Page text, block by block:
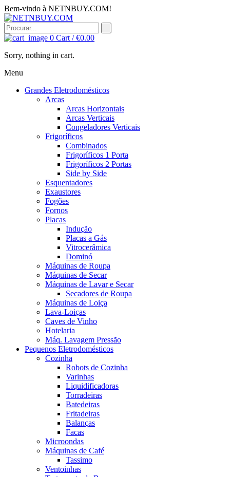
Bem-vindo à NETNBUY.COM!
0 Cart /€0.00
Sorry, nothing in cart.
Menu
Grandes Eletrodomésticos
Arcas
Arcas Horizontais
Arcas Verticais
Congeladores Verticais
Frigoríficos
Combinados
Frigoríficos 1 Porta
Frigoríficos 2 Portas
Side by Side
Esquentadores
Exaustores
Fogões
Fornos
Placas
Indução
Placas a Gás
Vitrocerâmica
Dominó
Máquinas de Roupa
Máquinas de Secar
Máquinas de Lavar e Secar
Secadores de Roupa
Máquinas de Loiça
Lava-Loiças
Caves de Vinho
Hotelaria
Máq. Lavagem Pressão
Pequenos Eletrodomésticos
Cozinha
Robots de Cozinha
Varinhas
Liquidificadoras
Torradeiras
Batedeiras
Fritadeiras
Balanças
Facas
Microondas
Máquinas de Café
Tassimo
Ventoinhas